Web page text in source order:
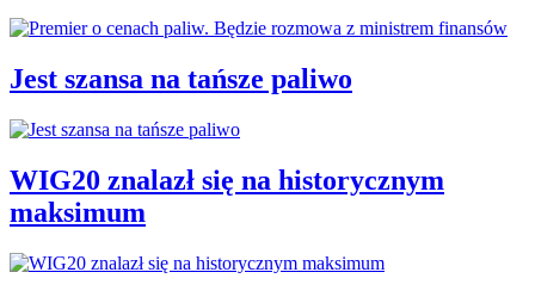
Jest szansa na tańsze paliwo
WIG20 znalazł się na historycznym
maksimum